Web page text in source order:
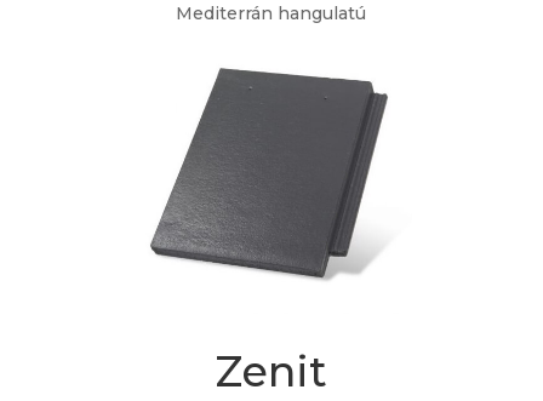
Mediterrán hangulatú
Zenit
489 Ft/db -tól